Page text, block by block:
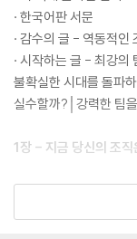
· 한국어판 서문
· 감수의 글 - 역동적인
· 시작하는 글 - 최강의
불확실한 시대를 돌파
실수할까?│강력한 팀
1장 - 지금 당신의 조직
· 침묵의 굴레에서 조직
무의식 계산기는 모든